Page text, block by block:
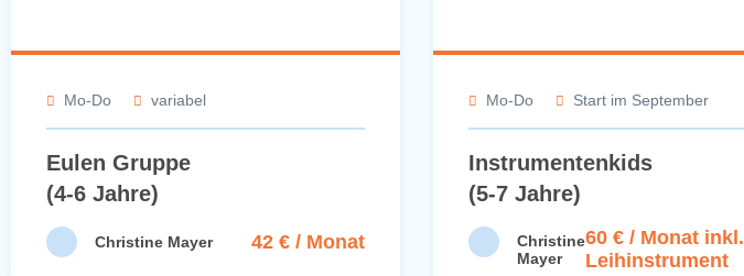
Mo-Do variabel
Eulen Gruppe
(4-6 Jahre)
Christine Mayer 42 € / Monat
Mo-Do Start im September
Instrumentenkids
(5-7 Jahre)
Christine
Mayer
60 € / Monat inkl.
Leihinstrument